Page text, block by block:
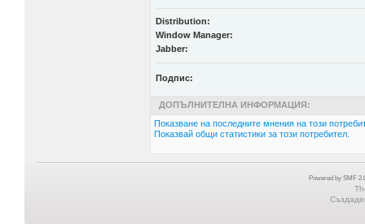
Distribution:
Window Manager:
Jabber:
Подпис:
ДОПЪЛНИТЕЛНА ИНФОРМАЦИЯ:
Показване на последните мнения на този
Показвай общи статистики за този потребител.
Powered by SMF